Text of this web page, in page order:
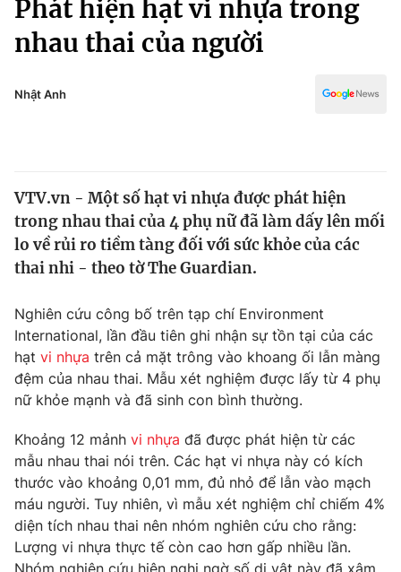
Chuyên mục
Chính trị
Xã hội
Y tế
Thế giới
Thế giới đó đây
Câu chuyện quốc tế
Kinh tế
Tài chính
Thị trường
Dữ liệu và đời sống
Phim VTV
Hậu trường
Nhân vật
Khán giả
Giải trí
Điện ảnh
Âm nhạc
Đời sống
Du lịch
Thể thao
Văn hóa - Giải trí
Giáo dục
Phát hiện hạt vi nhựa trong
nhau thai của người
Nhật Anh
VTV.vn - Một số hạt vi nhựa được phát hiện
trong nhau thai của 4 phụ nữ đã làm dấy lên mối
lo về rủi ro tiềm tàng đối với sức khỏe của các
thai nhi - theo tờ The Guardian.
Nghiên cứu công bố trên tạp chí Environment
International, lần đầu tiên ghi nhận sự tồn tại của các
hạt vi nhựa trên cả mặt trông vào khoang ối lẫn màng
đệm của nhau thai. Mẫu xét nghiệm được lấy từ 4 phụ
nữ khỏe mạnh và đã sinh con bình thường.
Khoảng 12 mảnh vi nhựa đã được phát hiện từ các
mẫu nhau thai nói trên. Các hạt vi nhựa này có kích
thước vào khoảng 0,01 mm, đủ nhỏ để lẫn vào mạch
máu người. Tuy nhiên, vì mẫu xét nghiệm chỉ chiếm 4%
diện tích nhau thai nên nhóm nghiên cứu cho rằng:
Lượng vi nhựa thực tế còn cao hơn gấp nhiều lần.
Nhóm nghiên cứu hiện nghi ngờ số dị vật này đã xâm